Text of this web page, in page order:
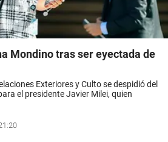
Mondino tras ser eyectada de
Exteriores y Culto se despidió del
el presidente Javier Milei, quien